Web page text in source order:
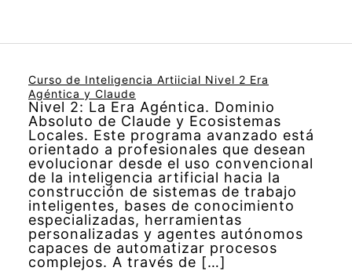
Curso de Inteligencia Artiicial Nivel 2 Era
Agéntica y Claude
Nivel 2: La Era Agéntica. Dominio
Absoluto de Claude y Ecosistemas
Locales. Este programa avanzado está
orientado a profesionales que desean
evolucionar desde el uso convencional
de la inteligencia artificial hacia la
construcción de sistemas de trabajo
inteligentes, bases de conocimiento
especializadas, herramientas
personalizadas y agentes autónomos
capaces de automatizar procesos
complejos. A través de […]